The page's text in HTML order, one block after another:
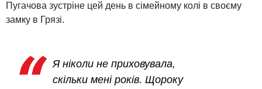
Пугачова зустріне цей день в сімейному колі в своєму
замку в Грязі.
Я ніколи не приховувала,
скільки мені років. Щороку